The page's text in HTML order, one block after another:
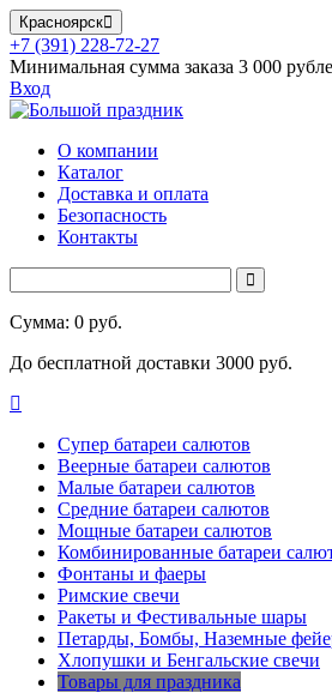
Красноярск
+7 (391) 228-72-27
Минимальная сумма заказа 3 000
Вход
О компании
Каталог
Доставка и оплата
Безопасность
Контакты
Сумма: 0 руб.
До бесплатной доставки 3000 руб.
Супер батареи салютов
Веерные батареи салютов
Малые батареи салютов
Средние батареи салютов
Мощные батареи салютов
Комбинированные батареи
Фонтаны и фаеры
Римские свечи
Ракеты и Фестивальные шары
Петарды, Бомбы, Наземные
Хлопушки и Бенгальские свечи
Товары для праздника